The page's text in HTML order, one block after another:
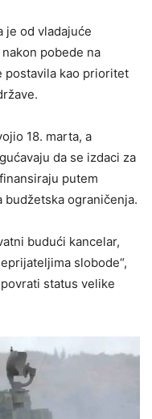
je od vladajuće
pobede na
postavila kao prioritet
18. marta, a
da se izdaci za
putem
budžetska ograničenja.
budući kancelar,
slobode“,
status velike